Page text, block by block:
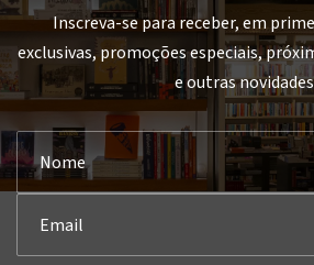
Inscreva-se para receber, em
exclusivas, promoções especiais,
e outras